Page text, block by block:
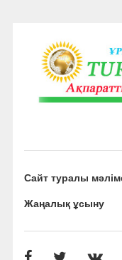
Сайт туралы
Жаңалық ұсыну